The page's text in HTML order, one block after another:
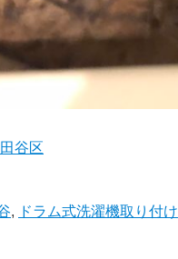
谷区
, ドラム式洗濯機取り付け